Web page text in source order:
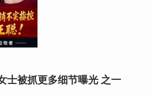
士被抓更多细节曝光 之一